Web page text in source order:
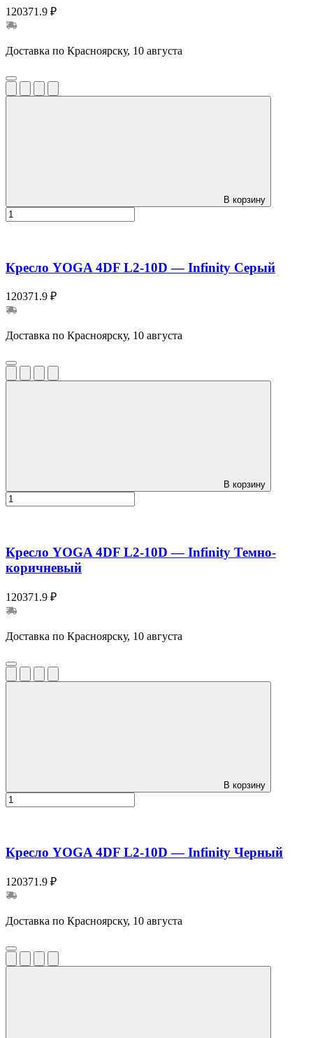
120371.9 ₽
Доставка по Красноярску, 10 августа
В корзину
Кресло YOGA 4DF L2-10D — Infinity Серый
120371.9 ₽
Доставка по Красноярску, 10 августа
В корзину
Кресло YOGA 4DF L2-10D — Infinity Темно-
коричневый
120371.9 ₽
Доставка по Красноярску, 10 августа
В корзину
Кресло YOGA 4DF L2-10D — Infinity Черный
120371.9 ₽
Доставка по Красноярску, 10 августа